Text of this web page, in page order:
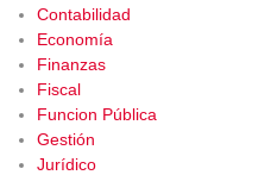
Contabilidad
Economía
Finanzas
Fiscal
Funcion Pública
Gestión
Jurídico